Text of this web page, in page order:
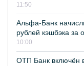
11:50
Альфа-Банк
рублей кэшбэка за
10:00
ОТП Банк включён